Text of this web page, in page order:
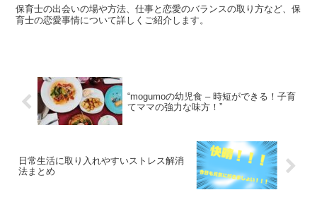
保育士の出会いの場や方法、仕事と恋愛のバランスの取り方など、保
育士の恋愛事情について詳しくご紹介します。
“mogumoの幼児食 – 時短ができる！子育
てママの強力な味方！”
日常生活に取り入れやすいストレス解消
法まとめ